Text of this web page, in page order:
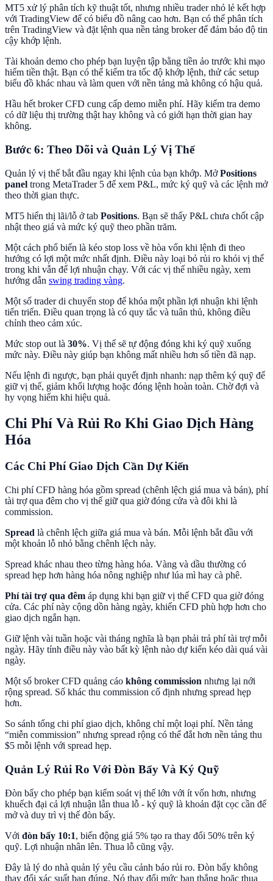
MT5 xử lý phân tích kỹ thuật tốt, nhưng nhiều trader nhỏ lẻ kết hợp
với TradingView để có biểu đồ nâng cao hơn. Bạn có thể phân tích
trên TradingView và đặt lệnh qua nền tảng broker để đảm bảo độ tin
cậy khớp lệnh.
Tài khoản demo cho phép bạn luyện tập bằng tiền ảo trước khi mạo
hiểm tiền thật. Bạn có thể kiểm tra tốc độ khớp lệnh, thử các setup
biểu đồ khác nhau và làm quen với nền tảng mà không có hậu quả.
Hầu hết broker CFD cung cấp demo miễn phí. Hãy kiểm tra demo
có dữ liệu thị trường thật hay không và có giới hạn thời gian hay
không.
Bước 6: Theo Dõi và Quản Lý Vị Thế
Quản lý vị thế bắt đầu ngay khi lệnh của bạn khớp. MởPositions
panel trong MetaTrader 5 để xem P&L, mức ký quỹ và các lệnh mở
theo thời gian thực.
MT5 hiển thị lãi/lỗ ở tab Positions. Bạn sẽ thấy P&L chưa chốt cập
nhật theo giá và mức ký quỹ theo phần trăm.
Một cách phổ biến là kéo stop loss về hòa vốn khi lệnh đi theo
hướng có lợi một mức nhất định. Điều này loại bỏ rủi ro khỏi vị thế
trong khi vẫn để lợi nhuận chạy. Với các vị thế nhiều ngày, xem
hướng dẫn swing trading vàng.
Một số trader di chuyển stop để khóa một phần lợi nhuận khi lệnh
tiến triển. Điều quan trọng là có quy tắc và tuân thủ, không điều
chỉnh theo cảm xúc.
Mức stop out là 30%. Vị thế sẽ tự động đóng khi ký quỹ xuống
mức này. Điều này giúp bạn không mất nhiều hơn số tiền đã nạp.
Nếu lệnh đi ngược, bạn phải quyết định nhanh: nạp thêm ký quỹ để
giữ vị thế, giảm khối lượng hoặc đóng lệnh hoàn toàn. Chờ đợi và
hy vọng hiếm khi hiệu quả.
Chi Phí Và Rủi Ro Khi Giao Dịch Hàng
Hóa
Các Chi Phí Giao Dịch Cần Dự Kiến
Chi phí CFD hàng hóa gồm spread (chênh lệch giá mua và bán), phí
tài trợ qua đêm cho vị thế giữ qua giờ đóng cửa và đôi khi là
commission.
Spread là chênh lệch giữa giá mua và bán. Mỗi lệnh bắt đầu với
một khoản lỗ nhỏ bằng chênh lệch này.
Spread khác nhau theo từng hàng hóa. Vàng và dầu thường có
spread hẹp hơn hàng hóa nông nghiệp như lúa mì hay cà phê.
Phí tài trợ qua đêm áp dụng khi bạn giữ vị thế CFD qua giờ đóng
cửa. Các phí này cộng dồn hàng ngày, khiến CFD phù hợp hơn cho
giao dịch ngắn hạn.
Giữ lệnh vài tuần hoặc vài tháng nghĩa là bạn phải trả phí tài trợ mỗi
ngày. Hãy tính điều này vào bất kỳ lệnh nào dự kiến kéo dài quá vài
ngày.
Một số broker CFD quảng cáo không commission nhưng lại nới
rộng spread. Số khác thu commission cố định nhưng spread hẹp
hơn.
So sánh tổng chi phí giao dịch, không chỉ một loại phí. Nền tảng
“miễn commission” nhưng spread rộng có thể đắt hơn nền tảng thu
$5 mỗi lệnh với spread hẹp.
Quản Lý Rủi Ro Với Đòn Bẩy Và Ký Quỹ
Đòn bẩy cho phép bạn kiểm soát vị thế lớn với ít vốn hơn, nhưng
khuếch đại cả lợi nhuận lẫn thua lỗ - ký quỹ là khoản đặt cọc cần để
mở và duy trì vị thế đòn bẩy.
Với đòn bẩy 10:1, biến động giá 5% tạo ra thay đổi 50% trên ký
quỹ. Lợi nhuận nhân lên. Thua lỗ cũng vậy.
Đây là lý do nhà quản lý yêu cầu cảnh báo rủi ro. Đòn bẩy không
thay đổi xác suất bạn đúng. Nó thay đổi mức bạn thắng hoặc thua